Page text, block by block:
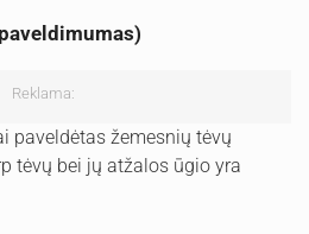
Reklama:
paveldėtas žemesnių tėvų
tėvų bei jų atžalos ūgio yra